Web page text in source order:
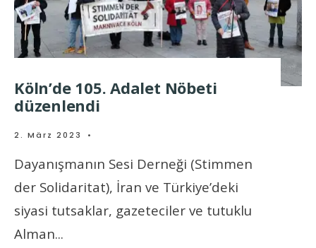
Köln’de 105. Adalet Nöbeti
düzenlendi
2. März 2023 •
Dayanışmanın Sesi Derneği (Stimmen
der Solidaritat), İran ve Türkiye’deki
siyasi tutsaklar, gazeteciler ve tutuklu
Alman...